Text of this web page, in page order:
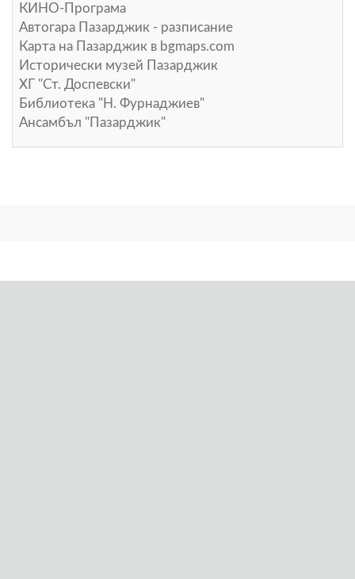
КИНО-Програма
Автогара Пазарджик - разписание
Карта на Пазарджик в bgmaps.com
Исторически музей Пазарджик
ХГ "Ст. Доспевски"
Библиотека "Н. Фурнаджиев"
Ансамбъл "Пазарджик"